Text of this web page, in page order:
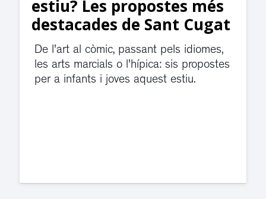
jutjats de Rubí fins
divendres per una fuita
d’aigua
El servei de guàrdia i el jutjat de
violència de gènere s'han traslladat a